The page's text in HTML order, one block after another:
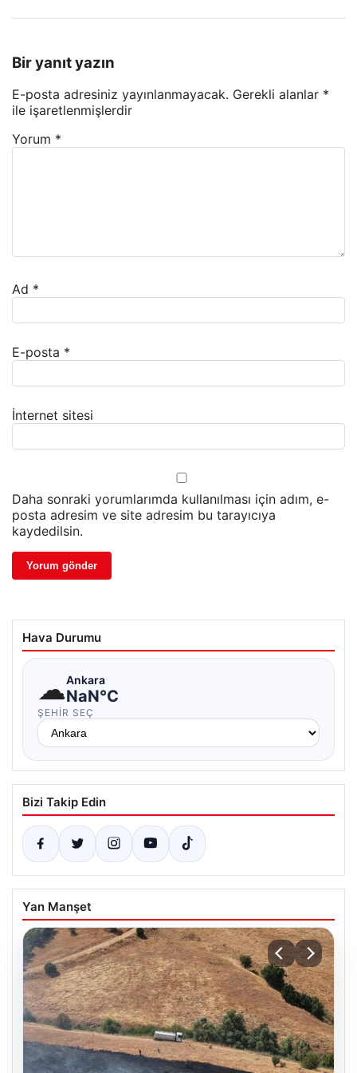
Bir yanıt yazın
E-posta adresiniz yayınlanmayacak. Gerekli alanlar *
ile işaretlenmişlerdir
Yorum *
Ad *
E-posta *
İnternet sitesi
Daha sonraki yorumlarımda kullanılması için adım, e-
posta adresim ve site adresim bu tarayıcıya
kaydedilsin.
Hava Durumu
☁Ankara
NaN°C
ŞEHIR SEÇ
Bizi Takip Edin
Yan Manşet